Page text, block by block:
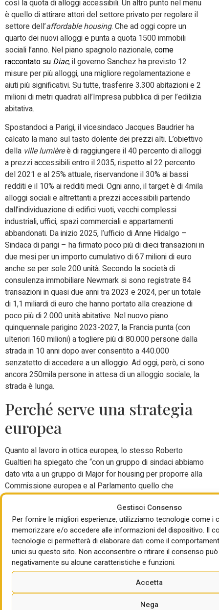
Gestisci Consenso
Per fornire le migliori esperienze, utilizziamo tecnologie come i
memorizzare e/o accedere alle informazioni del dispositivo. Il
tecnologie ci permetterà di elaborare dati come il
unici su questo sito. Non acconsentire o ritirare il consenso
negativamente su alcune caratteristiche e funzioni.
Accetta
Nega
così la quota di alloggi accessibili. Un altro punto nel menu
è quello di attirare attori del settore privato per regolare il
settore dell’affordable housing. Che ad oggi copre un
quarto dei nuovi alloggi e punta a quota 1500 immobili
sociali l’anno. Nel piano spagnolo nazionale,come
raccontato su Diac, il governo Sanchez ha previsto 12
misure per più alloggi, una migliore regolamentazione e
aiuti più significativi. Su tutte, trasferire 3.300 abitazioni e 2
milioni di metri quadrati all’Impresa pubblica di per l’edilizia
abitativa.
Spostandoci a Parigi, il vicesindaco Jacques Baudrier ha
calcato la mano sul tasto dolente dei prezzi alti. L’obiettivo
della ville lumièreè di raggiungere il 40 percento di alloggi
a prezzi accessibili entro il 2035, rispetto al 22 percento
del 2021 e al 25% attuale, riservandone il 30% ai bassi
redditi e il 10% ai redditi medi. Ogni anno, il target è di 4mila
alloggi sociali e altrettanti a prezzi accessibili partendo
dall’individuazione di edifici vuoti, vecchi complessi
industriali, uffici, spazi commerciali e appartamenti
abbandonati. Da inizio 2025, l’ufficio di Anne Hidalgo –
Sindaca di parigi – ha firmato poco più di dieci transazioni in
due mesi per un importo cumulativo di 67 milioni di euro
anche se per sole 200 unità. Secondo la società di
consulenza immobiliare Newmark si sono registrate 84
transazioni in quasi due anni tra 2023 e 2024, per un totale
di 1,1 miliardi di euro che hanno portato alla creazione di
poco più di 2.000 unità abitative. Nel nuovo piano
quinquennale parigino 2023-2027, la Francia punta (con
ulteriori 160 milioni) a togliere più di 80.000 persone dalla
strada in 10 anni dopo aver consentito a 440.000
senzatetto di accedere a un alloggio. Ad oggi, però, ci sono
ancora 250mila persone in attesa di un alloggio sociale, la
strada è lunga.
Perché serve una strategia
europea
Quanto al lavoro in ottica europea, lo stesso Roberto
Gualtieri ha spiegato che “con un gruppo di sindaci abbiamo
dato vita a un gruppo di Major for housing per proporre alla
Commissione europea e al Parlamento quello che
crediamo possa essere un grande piano europeo per
affrontare l’emergenza abitativa. Riuniremo a Roma questo
gruppo di lavoro”. Servono 100 miliardi, ha ribadito il
Sindaco. L’obiettivo è arrivare a “un piano europeo che
permetta agli stati membri di riprogrammare le risorse
attuali per le politiche sull’housing. Offrire un pacchetto di
risorse e linee guida per un piano europeo per edilizia
abitativa accessibile”. Sul quale, ha ricordato la scorsa
settimana il commissario Dan Jorgensen,è in arrivo il piano
della Banca europea degli investimenti da 10 miliardi